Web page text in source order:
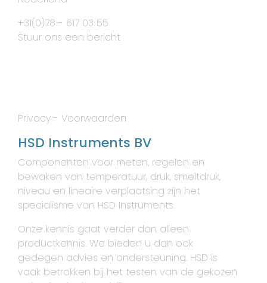
+31(0)78 - 617 03 55
Stuur ons een bericht
Privacy - Voorwaarden
HSD Instruments BV
Componenten voor meten, regelen en
bewaken van temperatuur, druk, smeltdruk,
niveau en lineaire verplaatsing zijn het
specialisme van HSD Instruments.
Onze kennis gaat verder dan alleen
productkennis. We bieden u dan ook
gedegen advies en ondersteuning. HSD is
vaak betrokken bij het testen van de gekozen